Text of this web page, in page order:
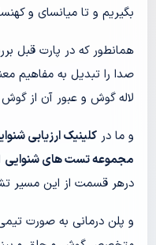
بگیریم و تا میانسای و
همانطور که در پارت قبل
صدا را تبدیل به مفاهیم
لاله گوش و عبور آن از
و ما در کلینیک ارزیابی
مجموعه تست های شنوایی
درهر قسمت از این مسیر
و پلن درمانی به صورت